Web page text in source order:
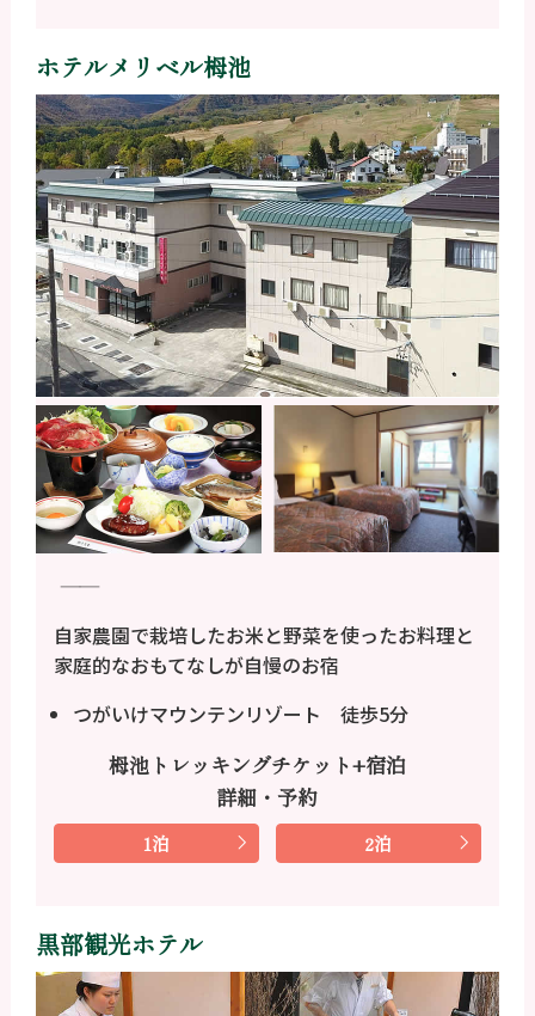
ホテルメリベル栂池
――
自家農園で栽培したお米と野菜を使ったお料理と
家庭的なおもてなしが自慢のお宿
つがいけマウンテンリゾート 徒歩5分
栂池トレッキングチケット+宿泊
詳細・予約
1泊 2泊
黒部観光ホテル